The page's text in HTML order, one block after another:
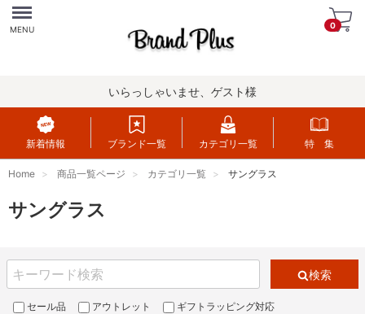
Menu
MENU 0
いらっしゃいませ、ゲスト様
新着情報 ブランド一覧 カテゴリ一覧 特 集
Home 商品一覧ページ カテゴリ一覧 サングラス
サングラス
検索
セール品 アウトレット ギフトラッピング対応